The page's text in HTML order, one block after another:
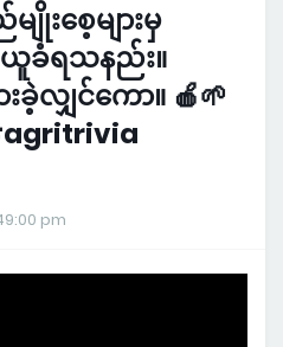
ျိုးစေ့များမှ
ခံရသနည်း။
လျှင်ကော။ 🍎🌱
pm